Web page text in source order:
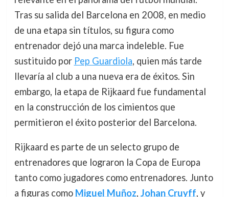
Tras su salida del Barcelona en 2008, en medio
de una etapa sin títulos, su figura como
entrenador dejó una marca indeleble. Fue
sustituido por Pep Guardiola, quien más tarde
llevaría al club a una nueva era de éxitos. Sin
embargo, la etapa de Rijkaard fue fundamental
en la construcción de los cimientos que
permitieron el éxito posterior del Barcelona.
Rijkaard es parte de un selecto grupo de
entrenadores que lograron la Copa de Europa
tanto como jugadores como entrenadores. Junto
a figuras como Miguel Muñoz, Johan Cruyff, y